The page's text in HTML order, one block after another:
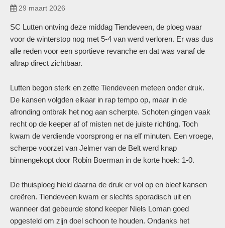
29 maart 2026
SC Lutten ontving deze middag Tiendeveen, de ploeg waar
voor de winterstop nog met 5-4 van werd verloren. Er was dus
alle reden voor een sportieve revanche en dat was vanaf de
aftrap direct zichtbaar.
Lutten begon sterk en zette Tiendeveen meteen onder druk.
De kansen volgden elkaar in rap tempo op, maar in de
afronding ontbrak het nog aan scherpte. Schoten gingen vaak
recht op de keeper af of misten net de juiste richting. Toch
kwam de verdiende voorsprong er na elf minuten. Een vroege,
scherpe voorzet van Jelmer van de Belt werd knap
binnengekopt door Robin Boerman in de korte hoek: 1-0.
De thuisploeg hield daarna de druk er vol op en bleef kansen
creëren. Tiendeveen kwam er slechts sporadisch uit en
wanneer dat gebeurde stond keeper Niels Loman goed
opgesteld om zijn doel schoon te houden. Ondanks het